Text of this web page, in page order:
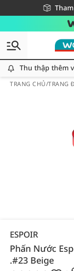
Miễn phí
Giao hàng
Thu thập thêm
TRANG CHỦ/TRANG
ESPOIR
Phấn Nước
.#23 Beige